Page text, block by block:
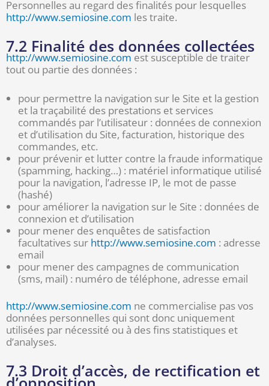
Personnelles au regard des finalités pour lesquelles
http://www.semiosine.com les traite.
7.2 Finalité des données collectées
http://www.semiosine.com est susceptible de traiter
tout ou partie des données :
pour permettre la navigation sur le Site et la gestion
et la traçabilité des prestations et services
commandés par l’utilisateur : données de connexion
et d’utilisation du Site, facturation, historique des
commandes, etc.
pour prévenir et lutter contre la fraude informatique
(spamming, hacking…) : matériel informatique utilisé
pour la navigation, l’adresse IP, le mot de passe
(hashé)
pour améliorer la navigation sur le Site : données de
connexion et d’utilisation
pour mener des enquêtes de satisfaction
facultatives sur http://www.semiosine.com : adresse
email
pour mener des campagnes de communication
(sms, mail) : numéro de téléphone, adresse email
http://www.semiosine.com ne commercialise pas vos
données personnelles qui sont donc uniquement
utilisées par nécessité ou à des fins statistiques et
d’analyses.
7.3 Droit d’accès, de rectification et